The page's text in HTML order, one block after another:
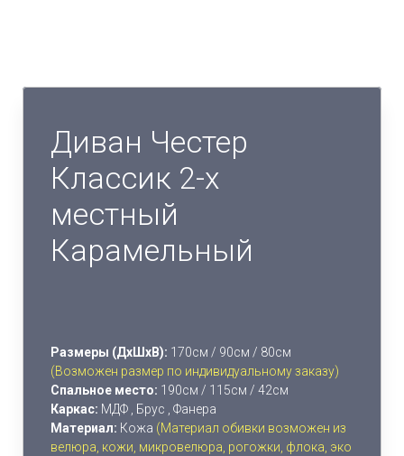
Диван Честер
Классик 2-х
местный
Карамельный
Размеры (ДхШхВ): 170см / 90см / 80см
(Возможен размер по индивидуальному заказу)
Спальное место: 190см / 115см / 42см
Каркас: МДФ , Брус , Фанера
Материал: Кожа (Материал обивки возможен из
велюра, кожи, микровелюра, рогожки, флока, эко